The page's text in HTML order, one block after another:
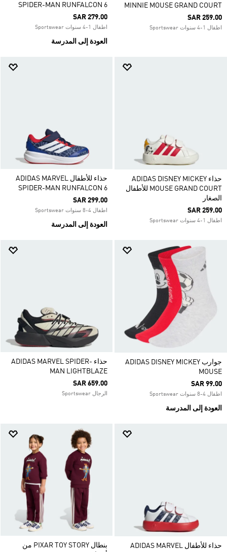
MINNIE MOUSE GRAND COURT
SAR 259.00
اطفال 1-4 سنوات Sportswear
SPIDER-MAN RUNFALCON 6
SAR 279.00
اطفال 1-4 سنوات Sportswear
العودة إلى المدرسة
حذاء ADIDAS DISNEY MICKEY
MOUSE GRAND COURT للأطفال
الصغار
SAR 259.00
اطفال 1-4 سنوات Sportswear
حذاء للأطفال ADIDAS MARVEL
SPIDER-MAN RUNFALCON 6
SAR 299.00
اطفال 4-8 سنوات Sportswear
العودة إلى المدرسة
جوارب ADIDAS DISNEY MICKEY
MOUSE
SAR 99.00
اطفال 4-8 سنوات Sportswear
العودة إلى المدرسة
حذاء ADIDAS MARVEL SPIDER-
MAN LIGHTBLAZE
SAR 659.00
الرجال Sportswear
حذاء للأطفال ADIDAS MARVEL
بنطال PIXAR TOY STORY من